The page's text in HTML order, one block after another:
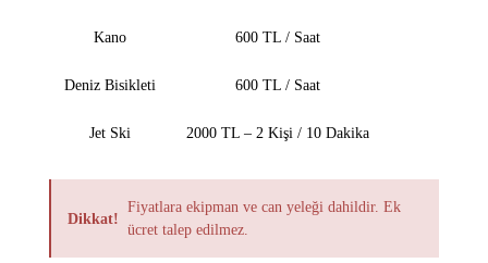
Kano 600 TL / Saat
Deniz Bisikleti 600 TL / Saat
Jet Ski 2000 TL – 2 Kişi / 10 Dakika
Dikkat!
Fiyatlara ekipman ve can yeleği dahildir. Ek
ücret talep edilmez.